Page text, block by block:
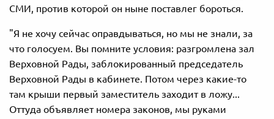
СМИ, против которой он ныне поставлег бороться.
"Я не хочу сейчас оправдываться, но мы не знали, за
что голосуем. Вы помните условия: разгромлена зал
Верховной Рады, заблокированный председатель
Верховной Рады в кабинете. Потом через какие-то
там крыши первый заместитель заходит в ложу...
Оттуда объявляет номера законов, мы руками